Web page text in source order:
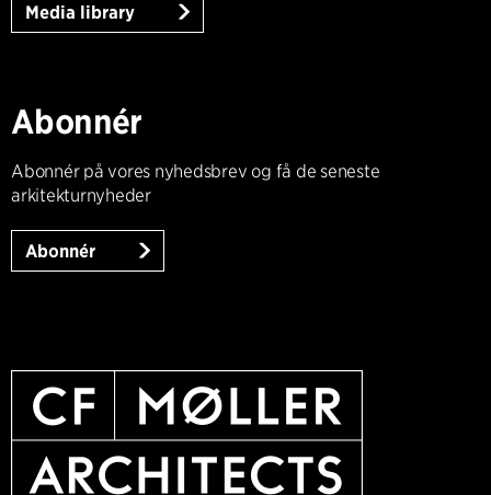
Media library
Abonnér
Abonnér på vores nyhedsbrev og få de seneste
arkitekturnyheder
Abonnér